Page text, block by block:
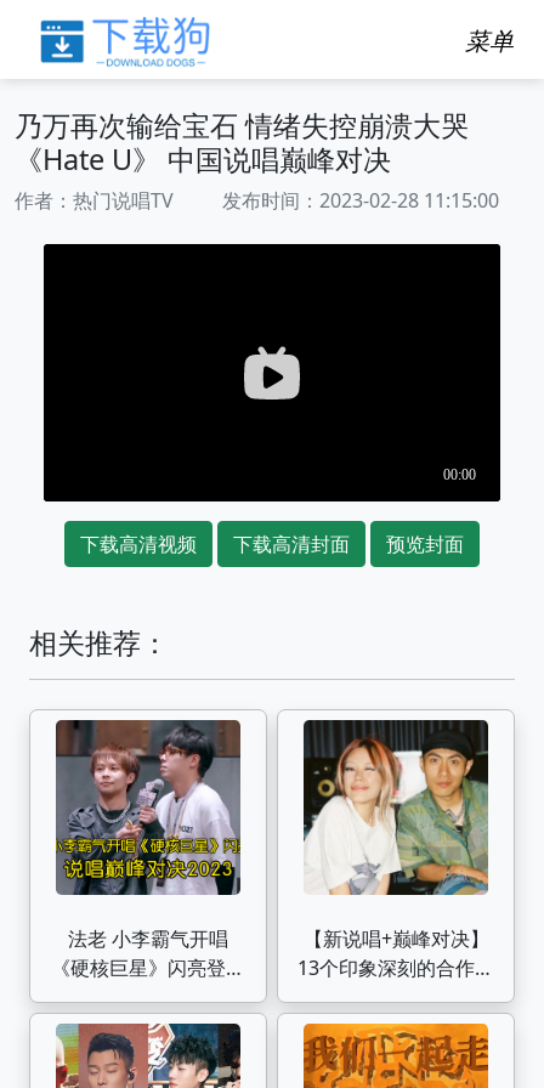
菜单
乃万再次输给宝石 情绪失控崩溃大哭
《Hate U》 中国说唱巅峰对决
作者：热门说唱TV 发布时间：2023-02-28 11:15:00
下载高清视频 下载高清封面 预览封面
相关推荐：
法老 小李霸气开唱
《硬核巨星》闪亮登场
中国说唱巅峰对决
2023
【新说唱+巅峰对决】
13个印象深刻的合作舞
台（个人向）